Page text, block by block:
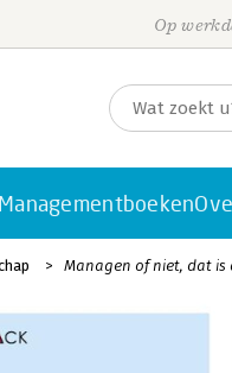
Op
Managementboeken
Managen of niet, dat is